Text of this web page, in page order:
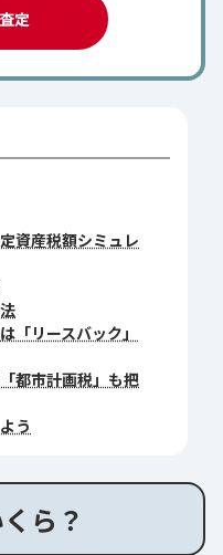
定
資産税額シミュレ
「リースバック」
都市計画税」も把
う
ら？